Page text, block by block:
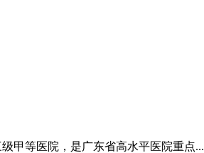
甲等医院，是广东省高水平医院重点...